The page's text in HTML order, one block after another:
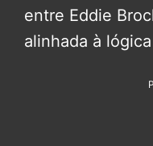
entre Eddie
alinhada à